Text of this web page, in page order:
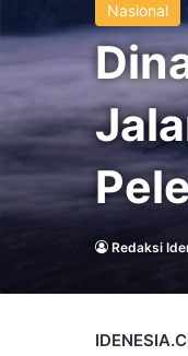
Nasional
Redaksi